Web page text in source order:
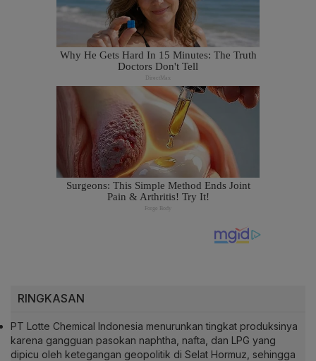
RINGKASAN
PT Lotte Chemical Indonesia menurunkan tingkat produksinya
karena gangguan pasokan naphtha, nafta, dan LPG yang
dipicu oleh ketegangan geopolitik di Selat Hormuz, sehingga